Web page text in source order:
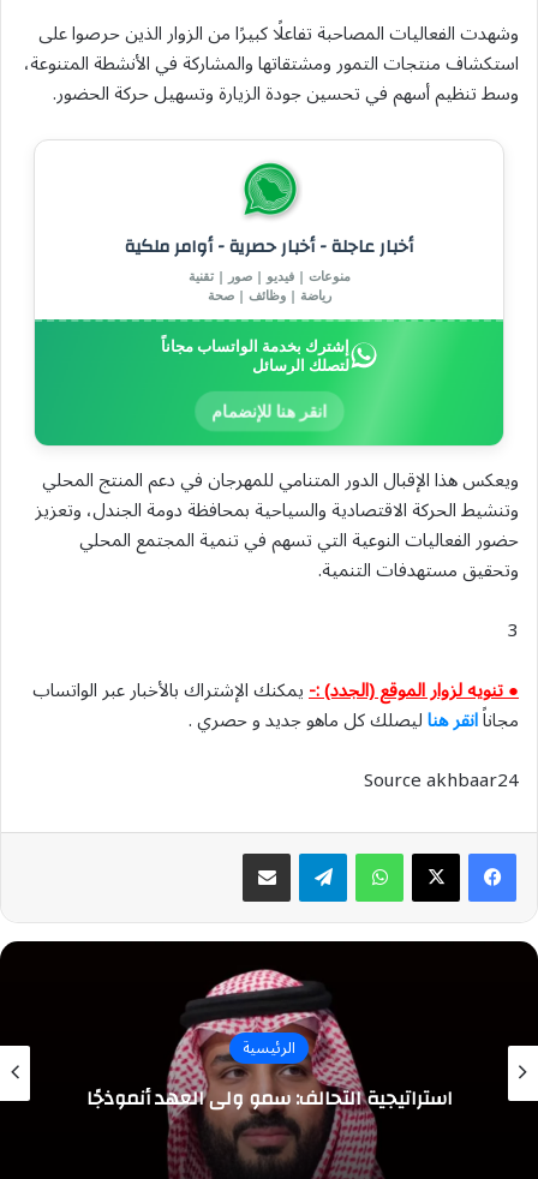
وشهدت الفعاليات المصاحبة تفاعلًا كبيرًا من الزوار الذين حرصوا على
استكشاف منتجات التمور ومشتقاتها والمشاركة في الأنشطة المتنوعة،
وسط تنظيم أسهم في تحسين جودة الزيارة وتسهيل حركة الحضور.
أخبار عاجلة - أخبار حصرية - أوامر ملكية
منوعات | فيديو | صور | تقنية
رياضة | وظائف | صحة
إشترك بخدمة الواتساب مجاناً
لتصلك الرسائل
انقر هنا للإنضمام
ويعكس هذا الإقبال الدور المتنامي للمهرجان في دعم المنتج المحلي
وتنشيط الحركة الاقتصادية والسياحية بمحافظة دومة الجندل، وتعزيز
حضور الفعاليات النوعية التي تسهم في تنمية المجتمع المحلي
وتحقيق مستهدفات التنمية.
3
● تنويه لزوار الموقع (الجدد) :-يمكنك الإشتراك بالأخبار عبر الواتساب
مجاناًانقر هناليصلك كل ماهو جديد و حصري .
Source akhbaar24
واتسابتيلقرام مشاركة عبر البريد
الرئيسية
استراتيجية التحالف: سمو ولي العهد أنموذجًا